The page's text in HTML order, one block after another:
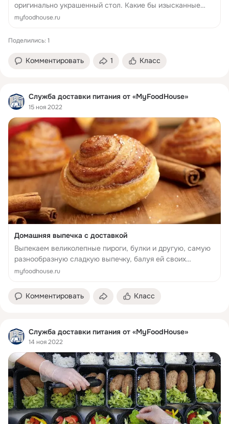
оригинально украшенный стол. Какие бы изысканные
блюда ни приготовили, украшения для стола из овощей и
карвинг возни...
myfoodhouse.ru
Поделились: 1
Комментировать 1 Класс
Служба доставки питания от «MyFoodHouse»
15 ноя 2022
Домашняя выпечка с доставкой
Выпекаем великолепные пироги, булки и другую, самую
разнообразную сладкую выпечку, балуя ей своих
близких и родных.
myfoodhouse.ru
Комментировать Класс
Служба доставки питания от «MyFoodHouse»
14 ноя 2022